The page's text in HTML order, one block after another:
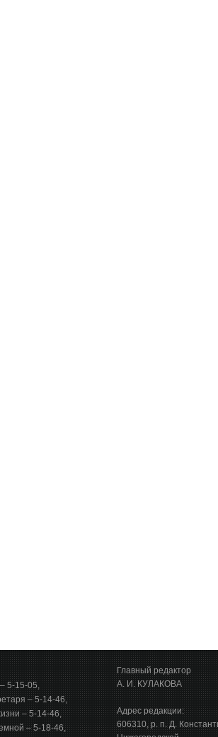
5-15-05,
– 5-14-46,
– 5-14-46,
– 5-18-46,
Главный редактор
А. И. КУЛАКОВА
Адрес редакции:
606310, р. п. Д.